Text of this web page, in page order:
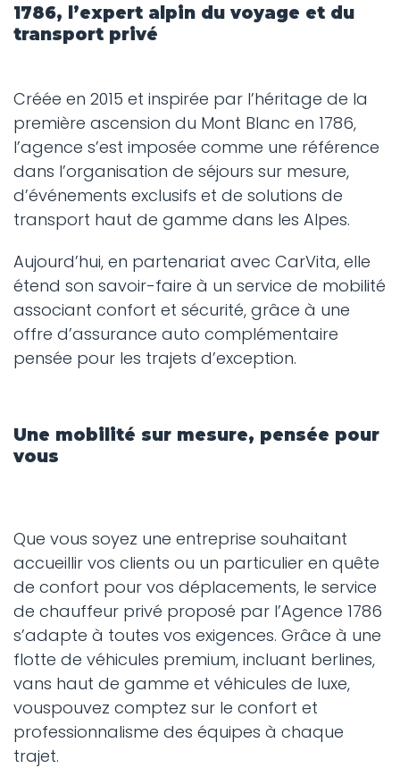
1786, l’expert alpin du voyage et du
transport privé
Créée en 2015 et inspirée par l’héritage de la
première ascension du Mont Blanc en 1786,
l’agence s’est imposée comme une référence
dans l’organisation de séjours sur mesure,
d’événements exclusifs et de solutions de
transport haut de gamme dans les Alpes.
Aujourd’hui, en partenariat avec CarVita, elle
étend son savoir-faire à un service de mobilité
associant confort et sécurité, grâce à une
offre d’assurance auto complémentaire
pensée pour les trajets d’exception.
Une mobilité sur mesure, pensée pour
vous
Que vous soyez une entreprise souhaitant
accueillir vos clients ou un particulier en quête
de confort pour vos déplacements, le service
de chauffeur privé proposé par l’Agence 1786
s’adapte à toutes vos exigences. Grâce à une
flotte de véhicules premium, incluant berlines,
vans haut de gamme et véhicules de luxe,
vouspouvez comptez sur le confort et
professionnalisme des équipes à chaque
trajet.